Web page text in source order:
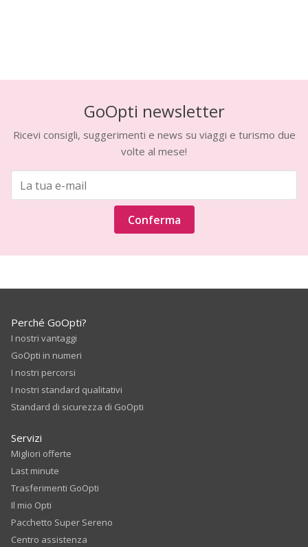
GoOpti newsletter
Ricevi consigli, suggerimenti e news su viaggi e turismo due
volte al mese!
Conferma
Perché GoOpti?
I nostri vantaggi
GoOpti in numeri
I nostri percorsi
I nostri standard qualitativi
Standard di sicurezza di GoOpti
Servizi
Migliori offerte
Last minute
Trasferimenti GoOpti
Il mio Opti
Pacchetto Super Sereno
Centro assistenza